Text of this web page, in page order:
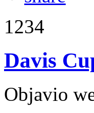
1234
Davis
Objavio